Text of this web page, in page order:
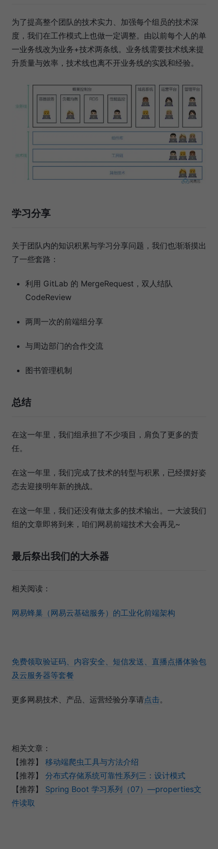
为了提高整个团队的技术实力、加强每个组员的技术深
度，我们在工作模式上也做一定调整。由以前每个人的单
一业务线改为业务+技术两条线。业务线需要技术线来提
升质量与效率，技术线也离不开业务线的实践和经验。
学习分享
关于团队内的知识积累与学习分享问题，我们也渐渐摸出
了一些套路：
利用 GitLab 的 MergeRequest，双人结队
CodeReview
两周一次的前端组分享
与周边部门的合作交流
图书管理机制
总结
在这一年里，我们组承担了不少项目，肩负了更多的责
任。
在这一年里，我们完成了技术的转型与积累，已经摆好姿
态去迎接明年新的挑战。
在这一年里，我们还没有做太多的技术输出。一大波我们
组的文章即将到来，咱们网易前端技术大会再见~
最后祭出我们的大杀器
相关阅读：
网易蜂巢（网易云基础服务）的工业化前端架构
免费领取验证码、内容安全、短信发送、直播点播体验包
及云服务器等套餐
更多网易技术、产品、运营经验分享请点击。
相关文章：
【推荐】 移动端爬虫工具与方法介绍
【推荐】 分布式存储系统可靠性系列三：设计模式
【推荐】 Spring Boot 学习系列（07）—properties文
件读取